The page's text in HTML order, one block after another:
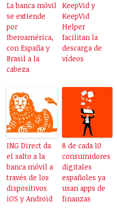
La banca móvil
se extiende
por
Iberoamérica,
con España y
Brasil a la
cabeza
KeepVid y
KeepVid
Helper
facilitan la
descarga de
vídeos
ING Direct da
el salto a la
banca móvil a
través de los
dispositivos
iOS y Android
8 de cada 10
consumidores
digitales
españoles ya
usan apps de
finanzas